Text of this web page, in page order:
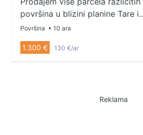
površina u blizini planine Tare i
šarganske osmice u selu Kremna,
0642132155
Površina • 10 ara
1.300 € 130 €/ar
Reklama